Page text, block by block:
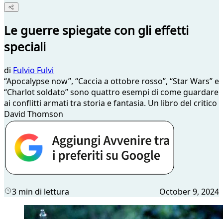
Le guerre spiegate con gli effetti
speciali
di Fulvio Fulvi
“Apocalypse now”, “Caccia a ottobre rosso”, “Star Wars” e
“Charlot soldato” sono quattro esempi di come guardare
ai conflitti armati tra storia e fantasia. Un libro del critico
David Thomson
3 min di lettura October 9, 2024